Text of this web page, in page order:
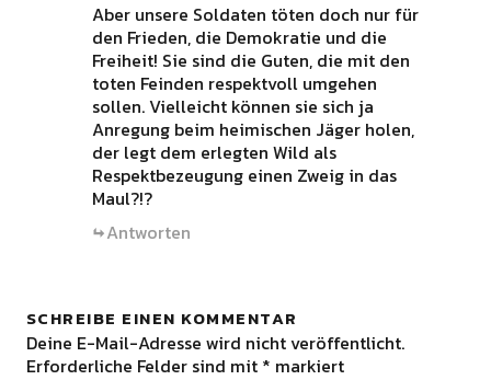
Aber unsere Soldaten töten doch nur für
den Frieden, die Demokratie und die
Freiheit! Sie sind die Guten, die mit den
toten Feinden respektvoll umgehen
sollen. Vielleicht können sie sich ja
Anregung beim heimischen Jäger holen,
der legt dem erlegten Wild als
Respektbezeugung einen Zweig in das
Maul?!?
Antworten
SCHREIBE EINEN KOMMENTAR
Deine E-Mail-Adresse wird nicht veröffentlicht.
Erforderliche Felder sind mit * markiert